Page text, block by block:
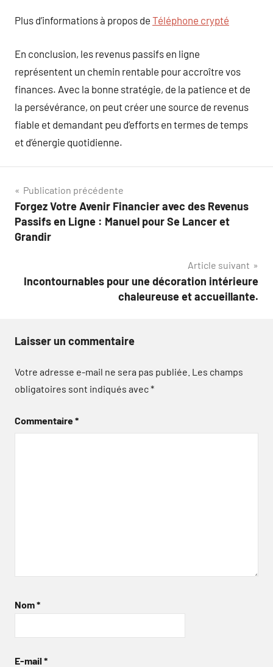
Plus d’informations à propos de Téléphone crypté
En conclusion, les revenus passifs en ligne
représentent un chemin rentable pour accroître vos
finances. Avec la bonne stratégie, de la patience et de
la persévérance, on peut créer une source de revenus
fiable et demandant peu d’efforts en termes de temps
et d’énergie quotidienne.
Navigation
de
l’article
Publication précédente
Forgez Votre Avenir Financier avec des Revenus
Passifs en Ligne : Manuel pour Se Lancer et
Grandir
Article suivant
Incontournables pour une décoration intérieure
chaleureuse et accueillante.
Laisser un commentaire
Votre adresse e-mail ne sera pas publiée. Les champs
obligatoires sont indiqués avec*
Commentaire*
Nom*
E-mail *